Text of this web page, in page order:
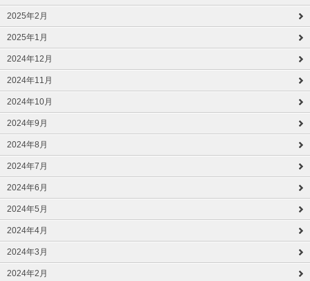
2025年2月
2025年1月
2024年12月
2024年11月
2024年10月
2024年9月
2024年8月
2024年7月
2024年6月
2024年5月
2024年4月
2024年3月
2024年2月